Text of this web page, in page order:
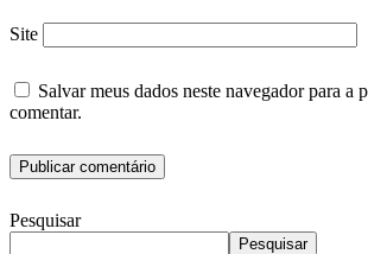
Site
Salvar meus dados neste navegador para a
comentar.
Pesquisar
Pesquisar